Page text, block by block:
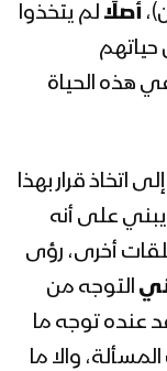
للسيد عبد
للسيد
للسيد
أصلًا لم يتخذوا
هذه الحياة
اتخاذ قرار بهذا
على أنه
أخرى، رؤى
التوجه من
عنده توجه ما
والا ما